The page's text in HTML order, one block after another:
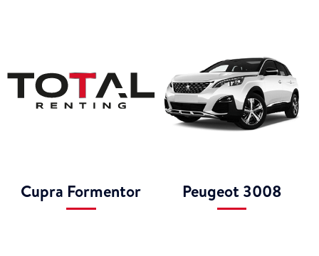
Cupra Formentor Peugeot 3008